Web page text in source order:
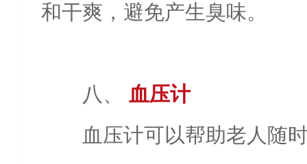
和干爽，避免产生臭味。
八、
血压计
血压计可以帮助老人随